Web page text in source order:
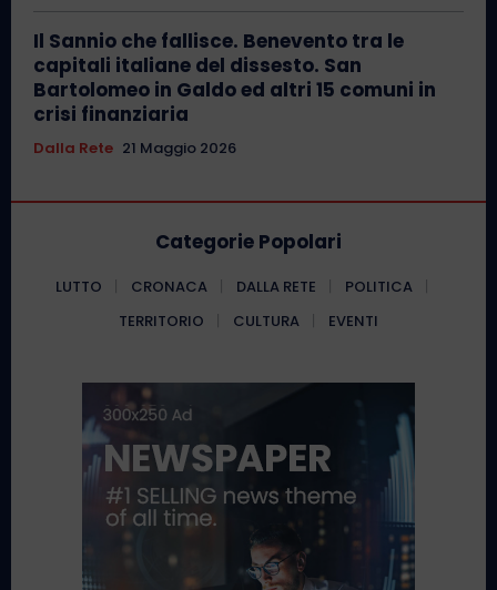
Il Sannio che fallisce. Benevento tra le
capitali italiane del dissesto. San
Bartolomeo in Galdo ed altri 15 comuni in
crisi finanziaria
Dalla Rete 21 Maggio 2026
Categorie Popolari
LUTTO CRONACA DALLA RETE
POLITICA
TERRITORIO
CULTURA EVENTI